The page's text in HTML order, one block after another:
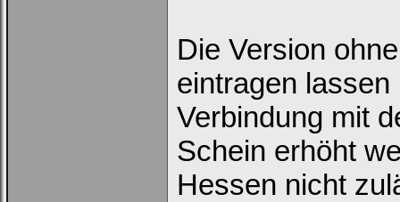
Die Version
eintragen
Verbindung mit
Schein erhöht
Hessen nicht